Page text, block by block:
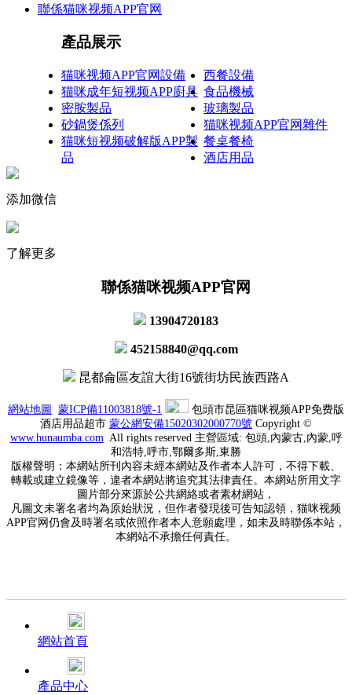
聯係猫咪视频APP官网
產品展示
猫咪视频APP官网設備
西餐設備
猫咪成年短视频APP廚具 食品機械
密胺製品
玻璃製品
砂鍋煲係列
猫咪视频APP官网雜件
猫咪短视频破解版APP製
品
餐桌餐椅
酒店用品
添加微信
了解更多
聯係猫咪视频APP官网
13904720183
452158840@qq.com
昆都侖區友誼大街16號街坊民族西路A
網站地圖 蒙ICP備11003818號-1
包頭市昆區猫咪视频APP免费版
酒店用品超市 蒙公網安備15020302000770號 Copyright ©
www. hunaumba.com All rights reserved 主營區域: 包頭,內蒙古,內蒙,呼
和浩特,呼市,鄂爾多斯,東勝
版權聲明：本網站所刊內容未經本網站及作者本人許可，不得下載、
轉載或建立鏡像等，違者本網站將追究其法律責任。本網站所用文字
圖片部分來源於公共網絡或者素材網站，
凡圖文未署名者均為原始狀況，但作者發現後可告知認領，猫咪视频
APP官网仍會及時署名或依照作者本人意願處理，如未及時聯係本站，
本網站不承擔任何責任。
網站首頁
產品中心